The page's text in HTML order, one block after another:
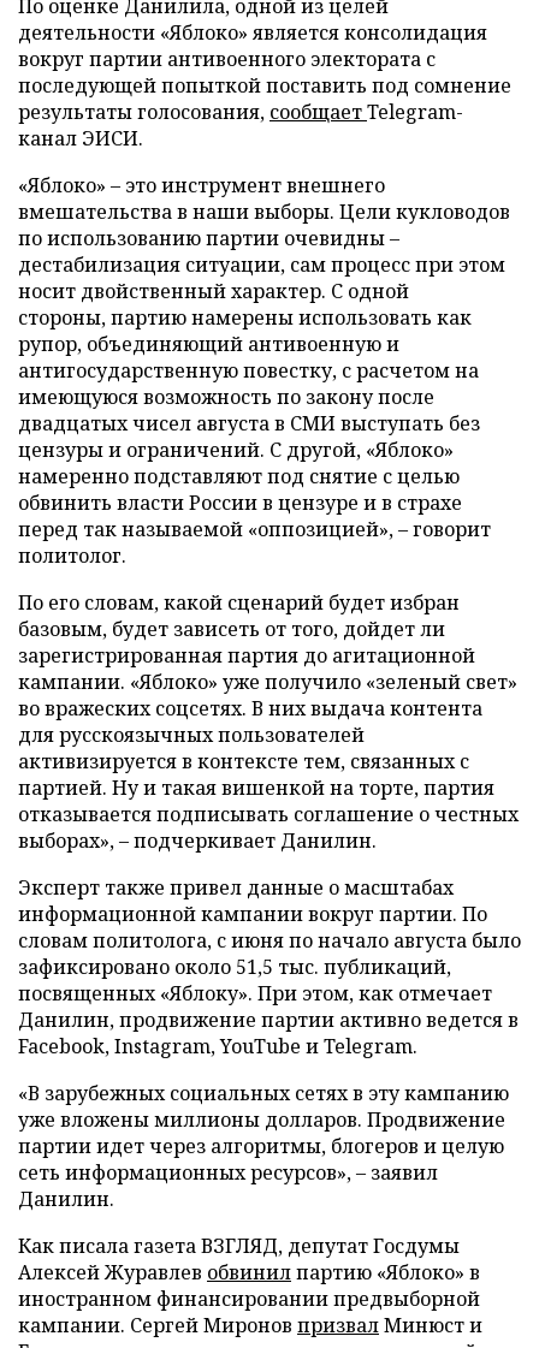
По оценке Данилила, одной из целей
деятельности «Яблоко» является консолидация
вокруг партии антивоенного электората с
последующей попыткой поставить под сомнение
результаты голосования, сообщаетTelegram-
канал ЭИСИ.
«Яблоко» – это инструмент внешнего
вмешательства в наши выборы. Цели кукловодов
по использованию партии очевидны –
дестабилизация ситуации, сам процесс при этом
носит двойственный характер. С одной
стороны, партию намерены использовать как
рупор, объединяющий антивоенную и
антигосударственную повестку, с расчетом на
имеющуюся возможность по закону после
двадцатых чисел августа в СМИ выступать без
цензуры и ограничений. С другой, «Яблоко»
намеренно подставляют под снятие с целью
обвинить власти России в цензуре и в страхе
перед так называемой «оппозицией», – говорит
политолог.
По его словам, какой сценарий будет избран
базовым, будет зависеть от того, дойдет ли
зарегистрированная партия до агитационной
кампании. «Яблоко» уже получило «зеленый свет»
во вражеских соцсетях. В них выдача контента
для русскоязычных пользователей
активизируется в контексте тем, связанных с
партией. Ну и такая вишенкой на торте, партия
отказывается подписывать соглашение о честных
выборах», – подчеркивает Данилин.
Эксперт также привел данные о масштабах
информационной кампании вокруг партии. По
словам политолога, с июня по начало августа было
зафиксировано около 51,5 тыс. публикаций,
посвященных «Яблоку». При этом, как отмечает
Данилин, продвижение партии активно ведется в
Facebook, Instagram, YouTube и Telegram.
«В зарубежных социальных сетях в эту кампанию
уже вложены миллионы долларов. Продвижение
партии идет через алгоритмы, блогеров и целую
сеть информационных ресурсов», – заявил
Данилин.
Как писала газета ВЗГЛЯД, депутат Госдумы
Алексей Журавлев обвинилпартию «Яблоко» в
иностранном финансировании предвыборной
кампании. Сергей Миронов призвалМинюст и